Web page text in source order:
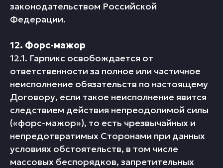
законодательством Российской
Федерации.
12. Форс-мажор
12.1. Гарпикс освобождается от
ответственности за полное или частичное
неисполнение обязательств по настоящему
Договору, если такое неисполнение явится
следствием действия непреодолимой силы
(«форс-мажор»), то есть чрезвычайных и
непредотвратимых Сторонами при данных
условиях обстоятельств, в том числе
массовых беспорядков, запретительных